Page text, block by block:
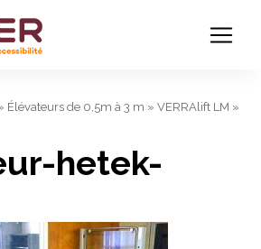
Élévateurs de 0,5m à 3 m » VERRAlift LM »
hetek-